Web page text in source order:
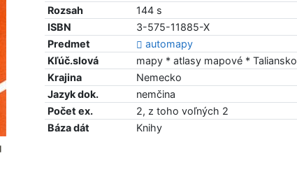
Rozsah
144 s
ISBN
3-575-11885-X
Predmet
automapy
Kľúč.slová
mapy * atlasy mapové * Taliansko
Krajina
Nemecko
Jazyk dok.
nemčina
Počet ex.
2, z toho voľných 2
Báza dát
Knihy